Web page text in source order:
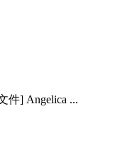
件] Angelica ...